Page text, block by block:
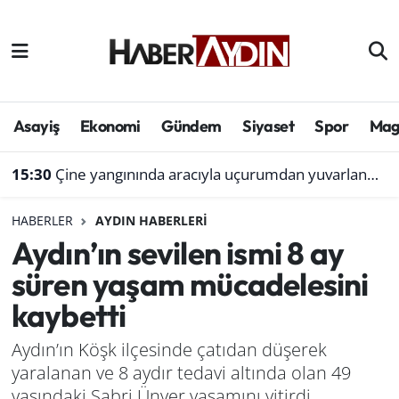
Asayiş Ekonomi Gündem Siyaset Spor
15:30 Çine yangınında aracıyla uçurumdan yuvarlanmıştı: Bol gelen korseden şikayetçi
HABERLER AYDIN HABERLERI
Aydın’ın sevilen ismi 8 ay
süren yaşam mücadelesini
kaybetti
Aydın’ın Köşk ilçesinde çatıdan düşerek
yaralanan ve 8 aydır tedavi altında olan 49
Afyonkarahisar
Çevre
Genel
Haber
Izmir
Kütahya
Aydın Hava Durumu
Süper Lig Puan Durumu ve Fikstür
Son Dakika Haberleri
Haber Arşivi